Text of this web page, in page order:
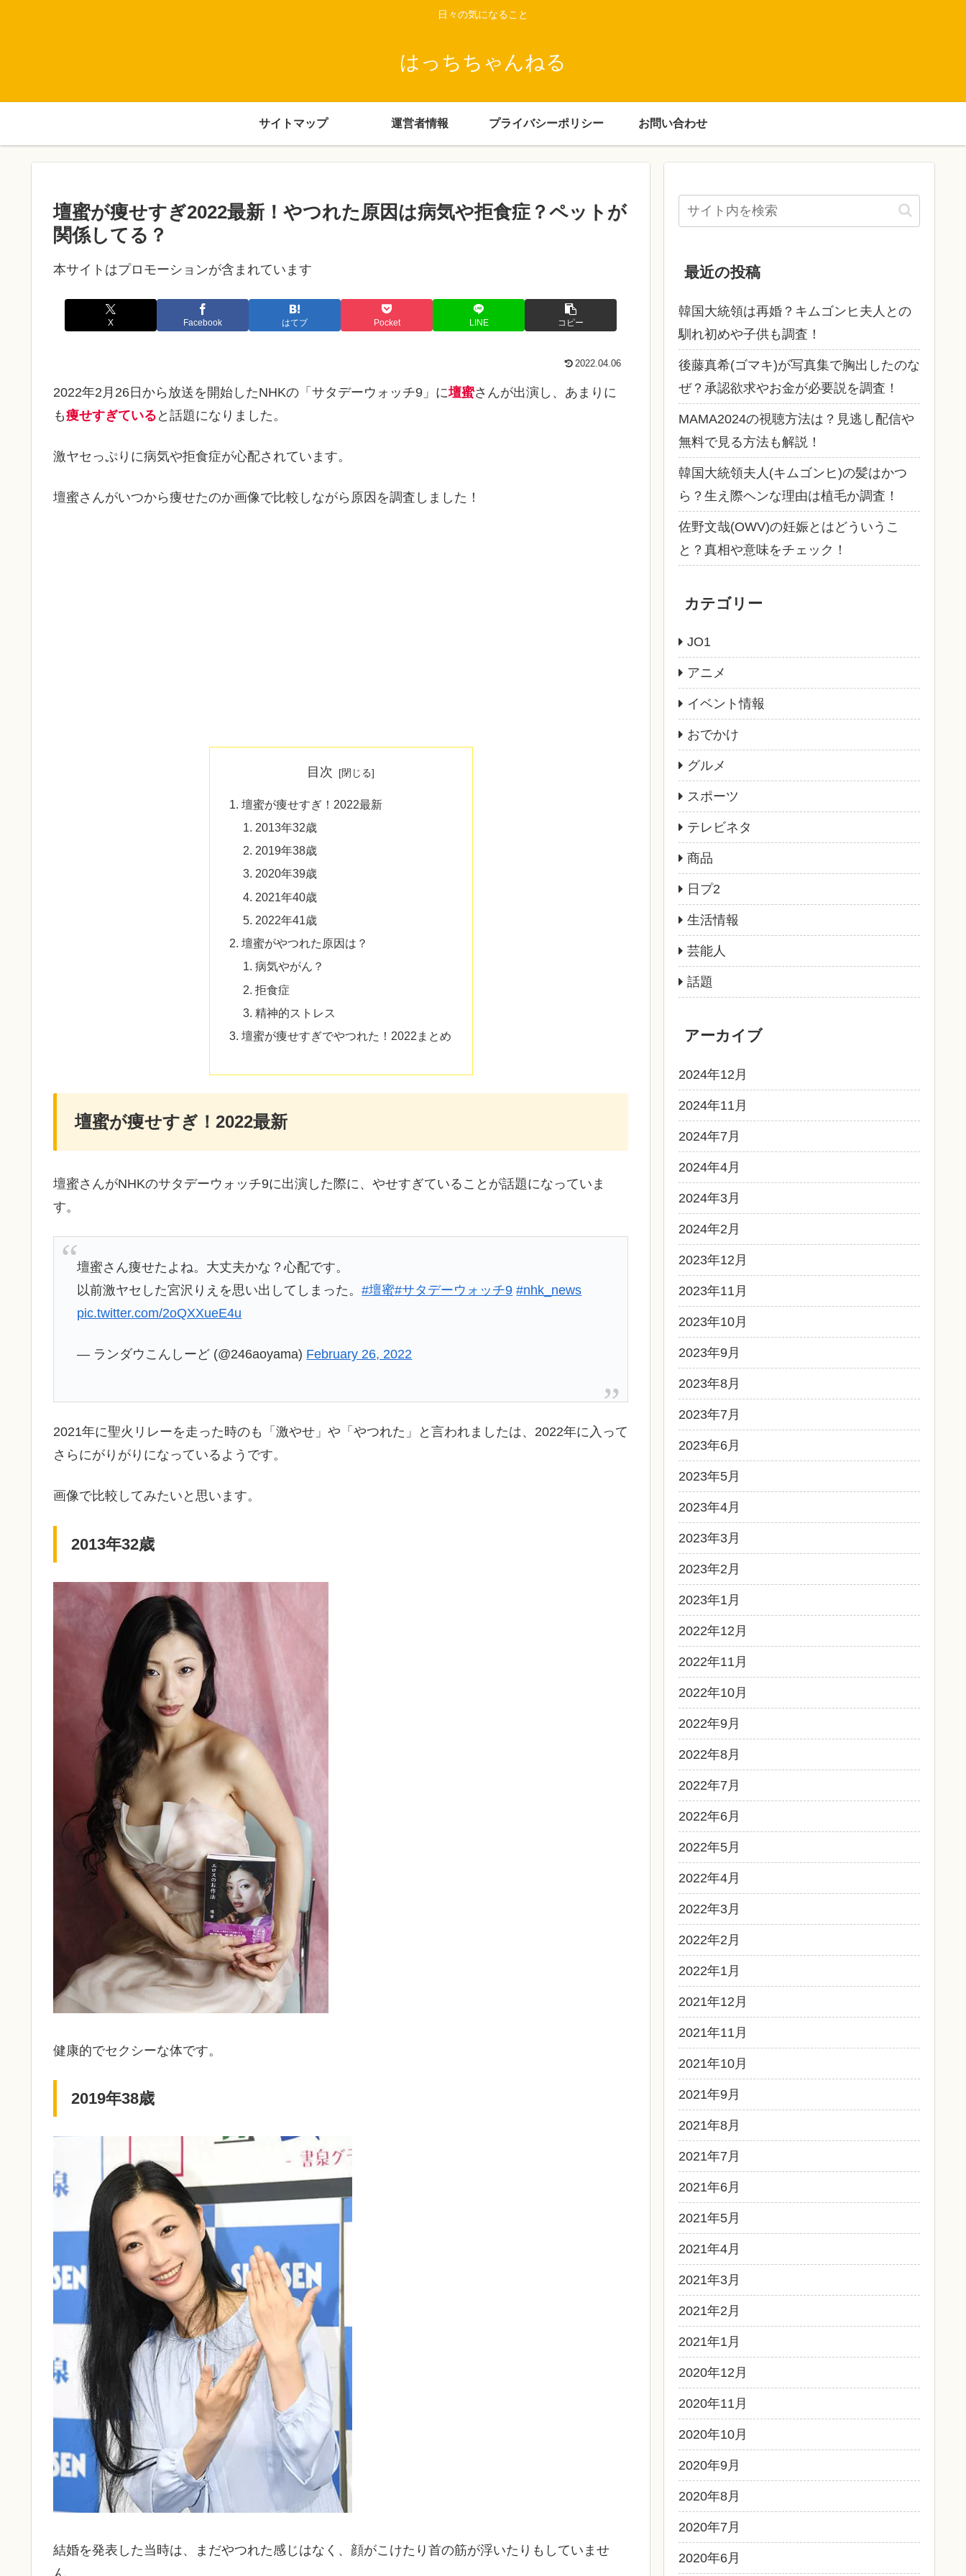
日々の気になること
はっちちゃんねる
サイトマップ 運営者情報 プライバシーポリシー お問い合わせ
壇蜜が痩せすぎ2022最新！やつれた原因は病気や拒食症？ペットが
関係してる？
本サイトはプロモーションが含まれています
X Facebook はてブ Pocket LINE コピー
2022.04.06
2022年2月26日から放送を開始したNHKの「サタデーウォッチ9」に壇蜜さんが出演し、あまりに
も痩せすぎている と話題になりました。
激ヤセっぷりに病気や拒食症が心配されています。
壇蜜さんがいつから痩せたのか画像で比較しながら原因を調査しました！
目次
壇蜜が痩せすぎ！2022最新
2013年32歳
2019年38歳
2020年39歳
2021年40歳
2022年41歳
壇蜜がやつれた原因は？
病気やがん？
拒食症
精神的ストレス
壇蜜が痩せすぎでやつれた！2022まとめ
壇蜜が痩せすぎ！2022最新
壇蜜さんがNHKのサタデーウォッチ9に出演した際に、やせすぎていることが話題になっていま
す。
壇蜜さん痩せたよね。大丈夫かな？心配です。
以前激ヤセした宮沢りえを思い出してしまった。#壇蜜#サタデーウォッチ9 #nhk_news
pic.twitter.com/2oQXXueE4u
— ランダウこんしーど (@246aoyama) February 26, 2022
2021年に聖火リレーを走った時のも「激やせ」や「やつれた」と言われましたは、2022年に入って
さらにがりがりになっているようです。
画像で比較してみたいと思います。
2013年32歳
健康的でセクシーな体です。
2019年38歳
結婚を発表した当時は、まだやつれた感じはなく、顔がこけたり首の筋が浮いたりもしていませ
ん。
最近の投稿
韓国大統領は再婚？キムゴンヒ夫人との
馴れ初めや子供も調査！
後藤真希(ゴマキ)が写真集で胸出したのな
ぜ？承認欲求やお金が必要説を調査！
MAMA2024の視聴方法は？見逃し配信や
無料で見る方法も解説！
韓国大統領夫人(キムゴンヒ)の髪はかつ
ら？生え際ヘンな理由は植毛か調査！
佐野文哉(OWV)の妊娠とはどういうこ
と？真相や意味をチェック！
カテゴリー
JO1
アニメ
イベント情報
おでかけ
グルメ
スポーツ
テレビネタ
商品
日プ2
生活情報
芸能人
話題
アーカイブ
2024年12月
2024年11月
2024年7月
2024年4月
2024年3月
2024年2月
2023年12月
2023年11月
2023年10月
2023年9月
2023年8月
2023年7月
2023年6月
2023年5月
2023年4月
2023年3月
2023年2月
2023年1月
2022年12月
2022年11月
2022年10月
2022年9月
2022年8月
2022年7月
2022年6月
2022年5月
2022年4月
2022年3月
2022年2月
2022年1月
2021年12月
2021年11月
2021年10月
2021年9月
2021年8月
2021年7月
2021年6月
2021年5月
2021年4月
2021年3月
2021年2月
2021年1月
2020年12月
2020年11月
2020年10月
2020年9月
2020年8月
2020年7月
2020年6月